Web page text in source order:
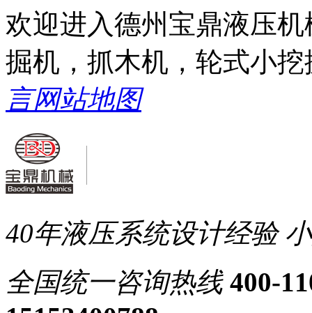
欢迎进入德州宝鼎液压
掘机，抓木机，轮式小
言网站地图
40年液压系统设计经验
全国统一咨询热线 400-